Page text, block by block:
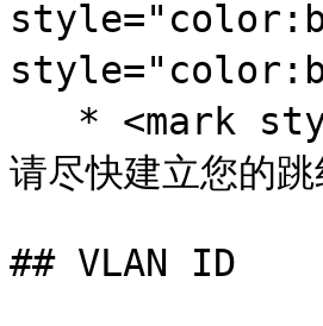
请尽快建立您的
## VLAN ID